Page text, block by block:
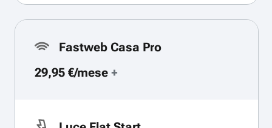
Fastweb Casa Pro
29,95 €/mese +